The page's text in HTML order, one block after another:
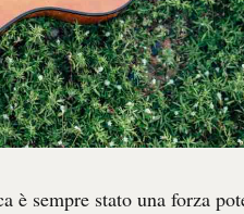
è sempre stato una forza